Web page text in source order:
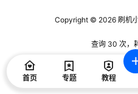
Copyright © 2026刷机
查询 30 次，
首页 专题 教程